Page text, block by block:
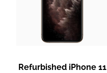
Refurbished iPhone 11